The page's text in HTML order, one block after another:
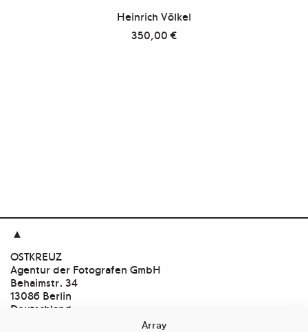
Array
Heinrich Völkel
350,00€

OSTKREUZ
Agentur der Fotografen GmbH
Behaimstr. 34
13086 Berlin
Deutschland